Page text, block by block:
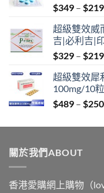
$349 – $
超級雙效威
吉|必利吉|
$329 – $
超級雙效犀
100mg/10
$489 – $
關於我們ABOUT
香港愛購網上購物（